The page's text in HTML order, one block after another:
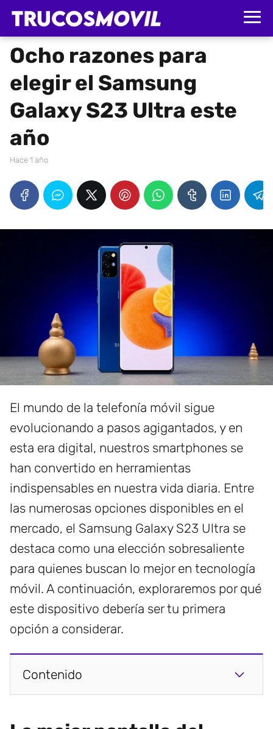
Ocho razones para
elegir el Samsung
Galaxy S23 Ultra este
año
hace 1 año
El mundo de la telefonía móvil sigue
evolucionando a pasos agigantados, y en
esta era digital, nuestros smartphones se
han convertido en herramientas
indispensables en nuestra vida diaria. Entre
las numerosas opciones disponibles en el
mercado, el Samsung Galaxy S23 Ultra se
destaca como una elección sobresaliente
para quienes buscan lo mejor en tecnología
móvil. A continuación, exploraremos por qué
este dispositivo debería ser tu primera
opción a considerar.
Contenido